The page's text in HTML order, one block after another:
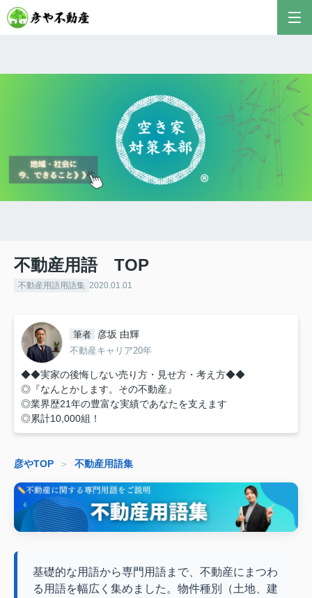
不動産用語 TOP
不動産用語用語集 2020.01.01
筆者 彦坂 由輝
不動産キャリア20年
◆◆実家の後悔しない売り方・見せ方・考え方◆◆
◎『なんとかします。その不動産』
◎業界歴21年の豊富な実績であなたを支えます
◎累計10,000組！
彦やTOP ＞ 不動産用語集
基礎的な用語から専門用語まで、不動産にまつわ
る用語を幅広く集めました。物件種別（土地、建
新のAIアドバイザーです。
おすすめ不動産AIコンテンツとして、膨大なデータ
から最適なご提案を導き出します✨
不動産の売却や購入など、何でもお気軽にご相談く
ださい！